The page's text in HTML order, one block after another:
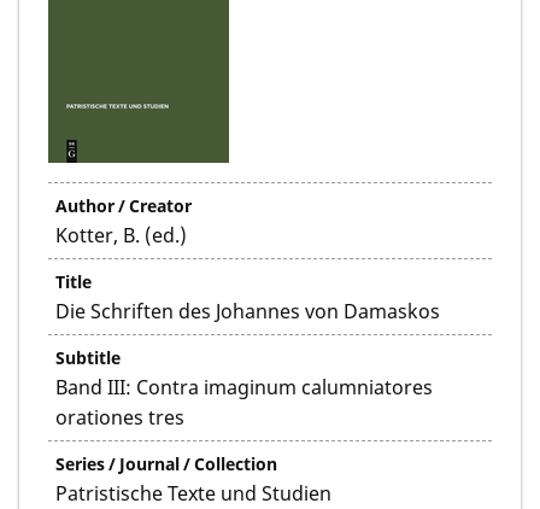
Author / Creator
Kotter, B. (ed.)
Title
Die Schriften des Johannes von Damaskos
Subtitle
Band III: Contra imaginum calumniatores
orationes tres
Series / Journal / Collection
Patristische Texte und Studien